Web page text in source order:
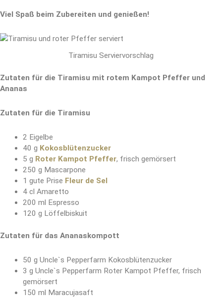
Viel Spaß beim Zubereiten und genießen!
Tiramisu Serviervorschlag
Zutaten für die Tiramisu mit rotem Kampot Pfeffer und
Ananas
Zutaten für die Tiramisu
2 Eigelbe
40 g Kokosblütenzucker
5 g Roter Kampot Pfeffer, frisch gemörsert
250 g Mascarpone
1 gute Prise Fleur de Sel
4 cl Amaretto
200 ml Espresso
120 g Löffelbiskuit
Zutaten für das Ananaskompott
50 g Uncle`s Pepperfarm Kokosblütenzucker
3 g Uncle`s Pepperfarm Roter Kampot Pfeffer, frisch
gemörsert
150 ml Maracujasaft